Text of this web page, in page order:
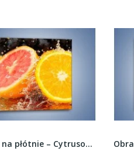
Obraz na płótnie – Cytrusowy duet –...